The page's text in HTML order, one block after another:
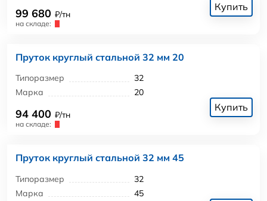
99 680 ₽/тн
на складе:
Купить
Пруток круглый стальной 32 мм 20
Типоразмер
32
Марка
20
94 400 ₽/тн
на складе:
Купить
Пруток круглый стальной 32 мм 45
Типоразмер
32
Марка
45